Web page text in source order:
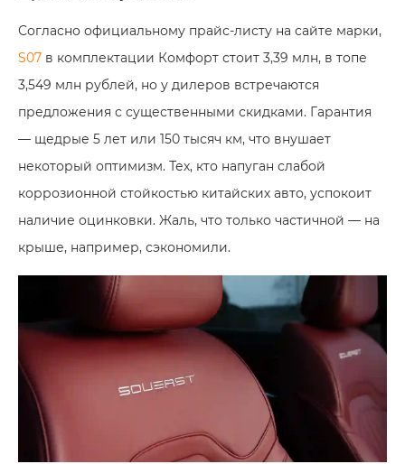
Согласно официальному прайс-листу на сайте марки,
S07 в комплектации Комфорт стоит 3,39 млн, в топе
3,549 млн рублей, но у дилеров встречаются
предложения с существенными скидками. Гарантия
— щедрые 5 лет или 150 тысяч км, что внушает
некоторый оптимизм. Тех, кто напуган слабой
коррозионной стойкостью китайских авто, успокоит
наличие оцинковки. Жаль, что только частичной — на
крыше, например, сэкономили.